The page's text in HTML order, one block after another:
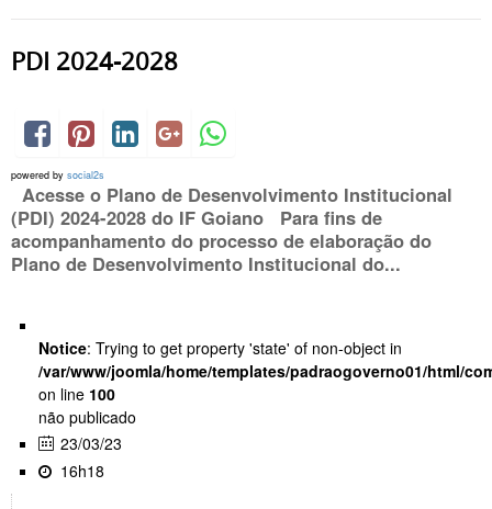
PDI 2024-2028
powered by social2s
Acesse o Plano de Desenvolvimento Institucional
(PDI) 2024-2028 do IF Goiano Para fins de
acompanhamento do processo de elaboração do
Plano de Desenvolvimento Institucional do...
Notice: Trying to get property 'state' of non-object in
/var/www/joomla/home/templates/padraogoverno01/html/
on line 100
não publicado
23/03/23
16h18